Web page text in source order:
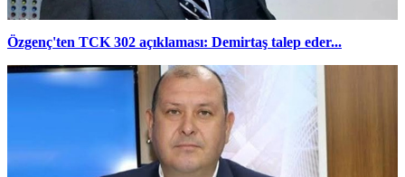
Özgenç'ten TCK 302 açıklaması: Demirtaş talep eder...